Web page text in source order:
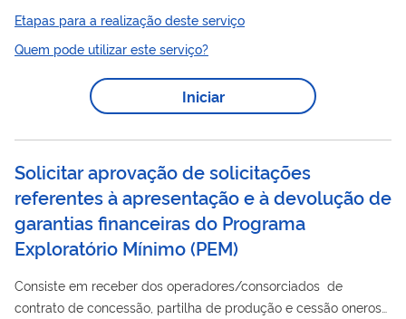
Para utilizar esse serviço você deve ter um cadastro como
usuário externo do SEI-ANP. Para mais informações acesse o
serviço " Solicitar cadastro como usuário externo no SEI-ANP ".
Etapas para a realização deste serviço
Quem pode utilizar este serviço?
Iniciar
Solicitar aprovação de solicitações
referentes à apresentação e à devolução de
garantias financeiras do Programa
Exploratório Mínimo (PEM)
Consiste em receber dos operadores/consorciados de
contrato de concessão, partilha de produção e cessão onerosa